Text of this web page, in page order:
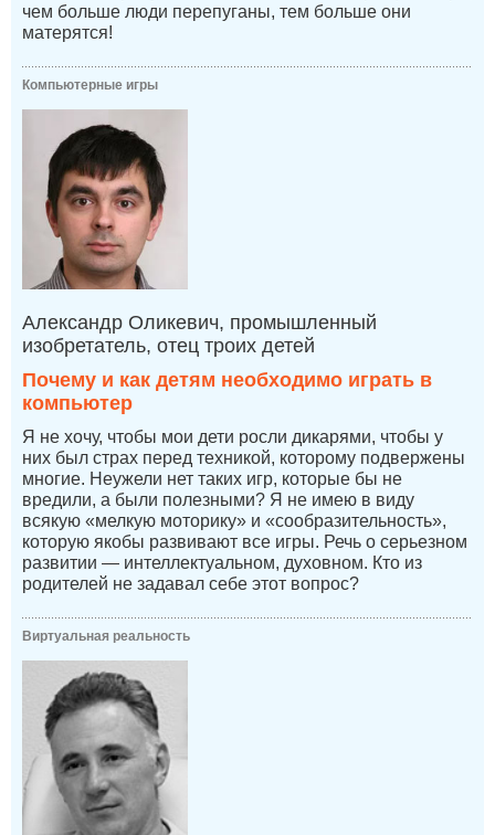
чем больше люди перепуганы, тем больше они
матерятся!
Компьютерные игры
Александр Оликевич, промышленный
изобретатель, отец троих детей
Почему и как детям необходимо играть в
компьютер
Я не хочу, чтобы мои дети росли дикарями, чтобы у
них был страх перед техникой, которому подвержены
многие. Неужели нет таких игр, которые бы не
вредили, а были полезными? Я не имею в виду
всякую «мелкую моторику» и «сообразительность»,
которую якобы развивают все игры. Речь о серьезном
развитии — интеллектуальном, духовном. Кто из
родителей не задавал себе этот вопрос?
Виртуальная реальность